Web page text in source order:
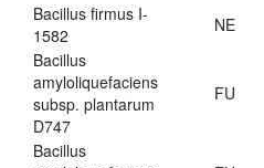
Bacillus firmus I-
1582
NE
Bacillus
amyloliquefaciens
subsp. plantarum
D747
FU
Bacillus